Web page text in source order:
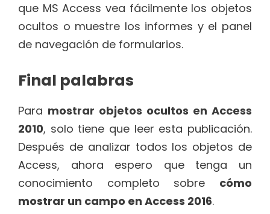
que MS Access vea fácilmente los objetos
ocultos o muestre los informes y el panel
de navegación de formularios.
Final palabras
Para mostrar objetos ocultos en Access
2010, solo tiene que leer esta publicación.
Después de analizar todos los objetos de
Access, ahora espero que tenga un
conocimiento completo sobre cómo
mostrar un campo en Access 2016.